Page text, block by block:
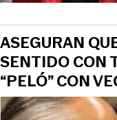
ASEGURAN
SENTIDO CON
“PELÓ” CON